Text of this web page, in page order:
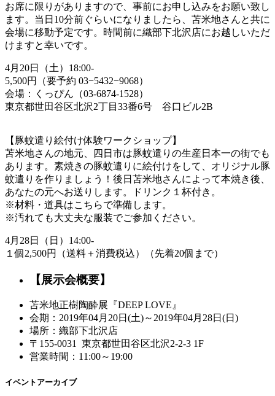
お席に限りがありますので、事前にお申し込みをお願い致し
ます。当日10分前ぐらいになりましたら、苫米地さんと共に
会場に移動予定です。時間前に織部下北沢店にお越しいただ
けますと幸いです。
4月20日（土）18:00-
5,500円（要予約 03−5432−9068）
会場：くっぴん（03-6874-1528）
東京都世田谷区北沢2丁目33番6号 谷口ビル2B
【豚蚊遣り絵付け体験ワークショップ】
苫米地さんの地元、四日市は豚蚊遣りの生産日本一の街でも
あります。素焼きの豚蚊遣りに絵付けをして、オリジナル豚
蚊遣りを作りましょう！後日苫米地さんによって本焼き後、
あなたの元へお送りします。ドリンク１杯付き。
※材料・道具はこちらで準備します。
※汚れても大丈夫な服装でご参加ください。
4月28日（日）14:00-
１個2,500円（送料＋消費税込）（先着20個まで）
【展示会概要】
苫米地正樹陶酔展『DEEP LOVE』
会期：2019年04月20日(土)～2019年04月28日(日)
場所：織部下北沢店
〒155-0031 東京都世田谷区北沢2-2-3 1F
営業時間：11:00～19:00
イベントアーカイブ